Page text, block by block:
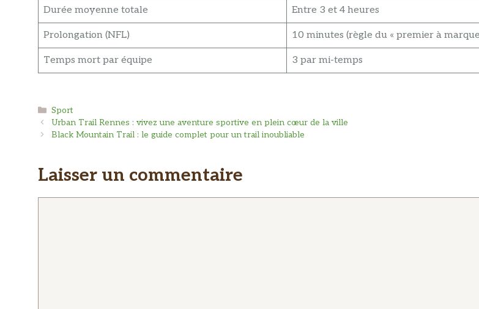
Durée moyenne totale Entre 3 et 4 heures
Prolongation (NFL) 10 minutes (règle du « premier à
Temps mort par équipe 3 par mi-temps
Catégories
Sport
Urban Trail Rennes : vivez une aventure sportive en plein cœur de la ville
Black Mountain Trail : le guide complet pour un trail inoubliable
Laisser un commentaire